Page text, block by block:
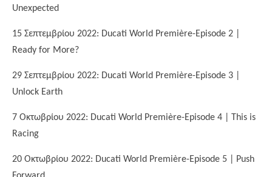
Unexpected
15 Σεπτεμβρίου 2022: Ducati World Première-Episode 2 |
Ready for More?
29 Σεπτεμβρίου 2022: Ducati World Première-Episode 3 |
Unlock Earth
7 Οκτωβρίου 2022: Ducati World Première-Episode 4 | This is
Racing
20 Οκτωβρίου 2022: Ducati World Première-Episode 5 | Push